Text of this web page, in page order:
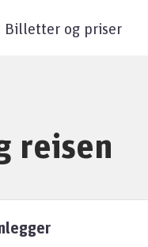
Billetter og priser
reisen